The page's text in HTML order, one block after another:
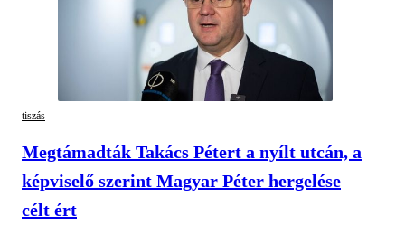
tiszás
Megtámadták Takács Pétert a nyílt utcán, a
képviselő szerint Magyar Péter hergelése
célt ért